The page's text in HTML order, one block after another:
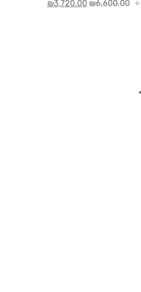
₪6,600.00
₪3,720.00